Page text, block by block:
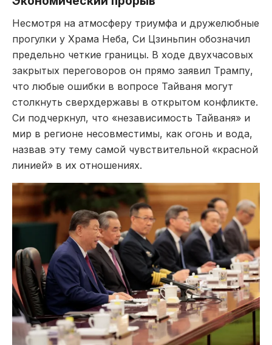
Несмотря на атмосферу триумфа и дружелюбные
прогулки у Храма Неба, Си Цзиньпин обозначил
предельно четкие границы. В ходе двухчасовых
закрытых переговоров он прямо заявил Трампу,
что любые ошибки в вопросе Тайваня могут
столкнуть сверхдержавы в открытом конфликте.
Си подчеркнул, что «независимость Тайваня» и
мир в регионе несовместимы, как огонь и вода,
назвав эту тему самой чувствительной «красной
линией» в их отношениях.